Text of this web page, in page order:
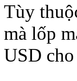
Tùy
mà lốp
USD